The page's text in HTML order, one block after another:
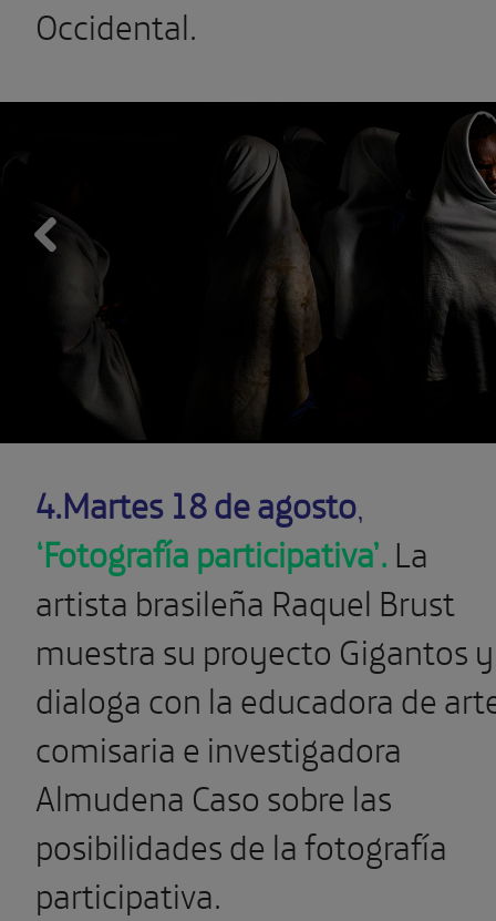
Occidental.
4.Martes 18 de agosto,
‘Fotografía participativa’. La
artista brasileña Raquel Brust
muestra su proyecto Gigantos y
dialoga con la educadora de
comisaria e investigadora
Almudena Caso sobre las
posibilidades de la fotografía
participativa.